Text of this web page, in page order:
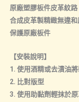
原廠塑膠板件皮革紋路
合成皮革製精緻無違和
保護原廠板件
【安裝說明】
1. 使用酒精或去漬油
2. 比對版型
3. 使用助黏劑輕抹於